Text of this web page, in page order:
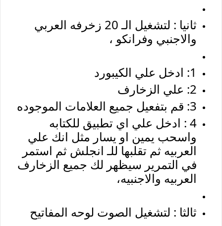
ثانيا : لتشغيل الـ 20 زخرفه العربي
والاجنبي وفرانكو ،
1: ادخل علي الكيبورد
2: علي الزخارف
3: قم بتفعيل جميع العلامات الموجوده
4 : ادخل علي اي تطبيق للكتابه
واسحب يمين او يسار مثل انك علي
العربيه ثم تقلبها للـ انجلش ثم استمر
في التمرير سيظهر لك جميع الزخارف
العربيه والاجنبيه،
ثالثا : لتشغيل الصوت لوحه المفاتيح